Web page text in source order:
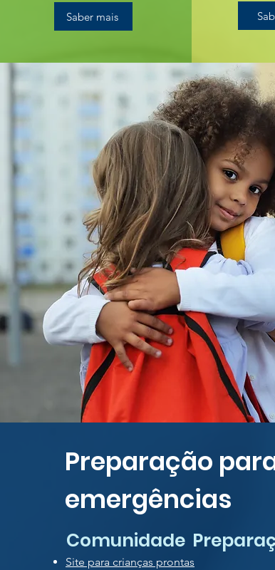
Saber mais
Preparação
emergências
Comunidade
Site para crianças prontas